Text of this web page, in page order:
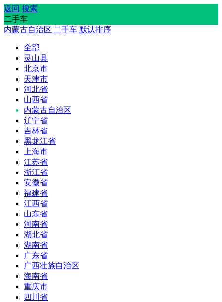
返回 搜索
二手车
内蒙古自治区 二手车 默认排序
全部
灵山县
北京市
天津市
河北省
山西省
内蒙古自治区
辽宁省
吉林省
黑龙江省
上海市
江苏省
浙江省
安徽省
福建省
江西省
山东省
河南省
湖北省
湖南省
广东省
广西壮族自治区
海南省
重庆市
四川省